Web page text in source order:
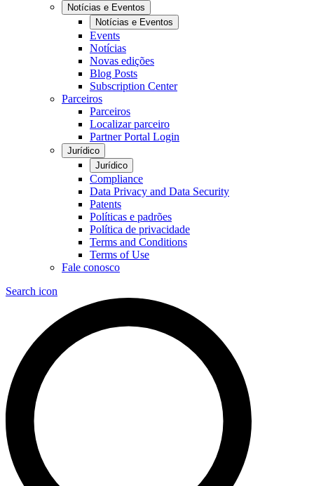
Notícias e Eventos
Notícias e Eventos
Events
Notícias
Novas edições
Blog Posts
Subscription Center
Parceiros
Parceiros
Localizar parceiro
Partner Portal Login
Jurídico
Jurídico
Compliance
Data Privacy and Data Security
Patents
Políticas e padrões
Política de privacidade
Terms and Conditions
Terms of Use
Fale conosco
Search icon